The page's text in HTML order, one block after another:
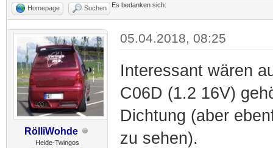
Homepage Suchen Es bedanken sich:
RölliWohde
Heide-Twingos
05.04.2018, 08:25
Interessant wären
C06D (1.2 16V)
Dichtung (aber
zu sehen).